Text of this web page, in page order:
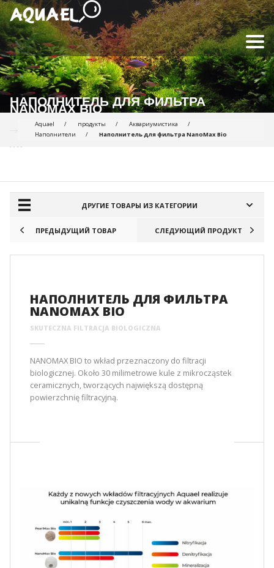
НАПОЛНИТЕЛЬ ДЛЯ ФИЛЬТРА
NANOMAX BIO
Aquael продукты
Аквариумистика
Наполнители
Наполнитель для фильтра NanoMax Bio
ПРОДУКТЫ ДЛЯ СРАВНЕНИЯ:ДРУГИЕ ТОВАРЫ ИЗ КАТЕГОРИИ
ПРЕДЫДУЩИЙ ТОВАР СЛЕДУЮЩИЙ ПРОДУКТ
НАПОЛНИТЕЛЬ ДЛЯ ФИЛЬТРА
NANOMAX BIO
SKUTECZNA FILTRACJA BIOLOGICZNA
NANOMAX BIO to wkład przeznaczony do filtracji
biologicznej. Około 30 milimetrowe kule z mikrocząstek
ceramicznych, tworzących największą dostępną
powierzchnię filtracyjną.